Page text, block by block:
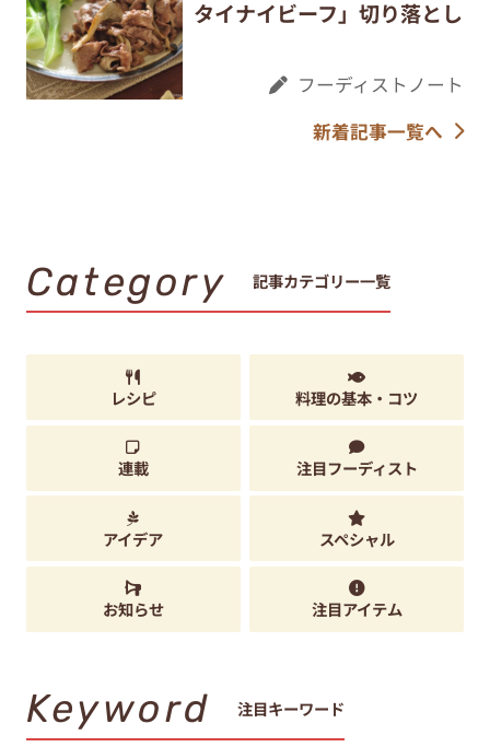
タイナイビーフ」切り落とし
フーディストノート
新着記事一覧へ
Category 記事カテゴリー一覧
レシピ 料理の基本・コツ
連載 注目フーディスト
アイデア スペシャル
お知らせ 注目アイテム
Keyword 注目キーワード